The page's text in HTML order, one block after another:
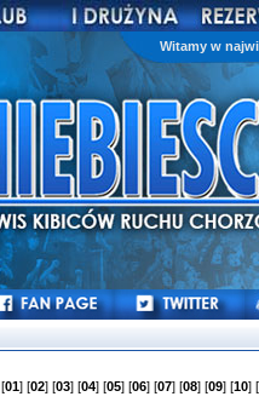
Witamy w
[01] [02] [03] [04] [05] [06] [07] [08] [09] [10] [